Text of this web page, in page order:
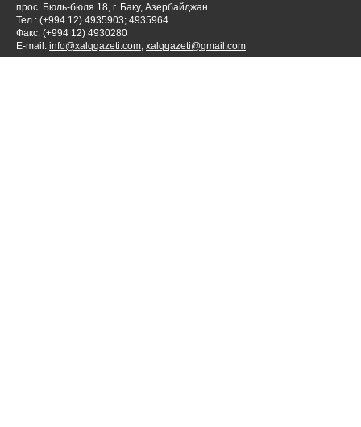
прос. Бюль-бюля 18, г. Баку, Азербайджан
Тел.: (+994 12) 4935903; 4935964
Факс: (+994 12) 4930280
E-mail: info@xalqqazeti.com; xalqqazeti@gmail.com